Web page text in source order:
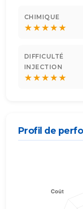
CHIMIQUE
★★★★★
DIFFICULTÉ
INJECTION
★★★★★
Profil de